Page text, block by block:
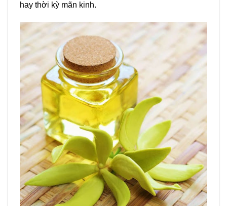
hay thời kỳ mãn kinh.